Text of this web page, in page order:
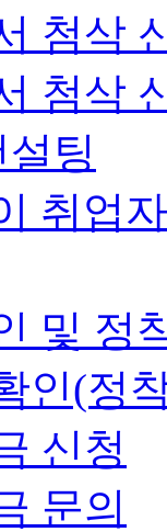
첨삭
첨삭
팅
취업
및 정
인(정
신청
문의